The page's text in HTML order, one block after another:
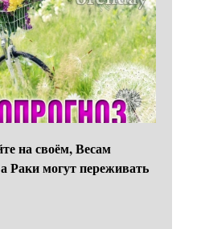
на своём, Весам
Раки могут переживать